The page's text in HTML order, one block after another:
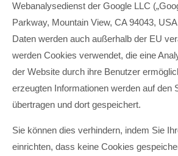
Webanalysedienst der Google LLC
Parkway, Mountain View, CA 94043,
Daten werden auch außerhalb der EU
werden Cookies verwendet, die eine
der Website durch ihre Benutzer
erzeugten Informationen werden auf den
übertragen und dort gespeichert.
Sie können dies verhindern, indem Sie
einrichten, dass keine Cookies